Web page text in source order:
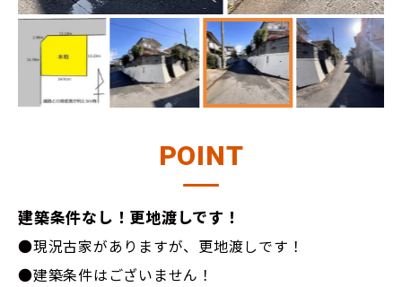
POINT
建築条件なし！更地渡しです！
●現況古家がありますが、更地渡しです！
●建築条件はございません！